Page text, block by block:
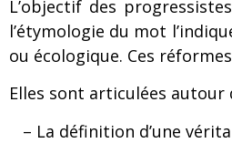
L’objectif des
l’étymologie du mot
ou écologique. Ces
Elles sont articulées autour
– La définition d’une